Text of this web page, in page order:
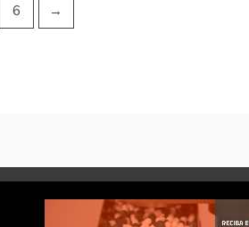
6 →
Reproductor